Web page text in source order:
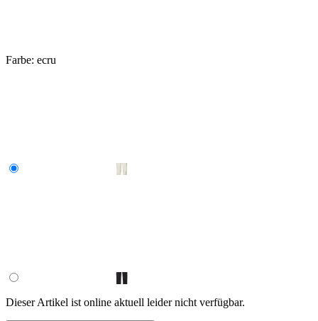
Farbe: ecru
Dieser Artikel ist online aktuell leider nicht verfügbar.